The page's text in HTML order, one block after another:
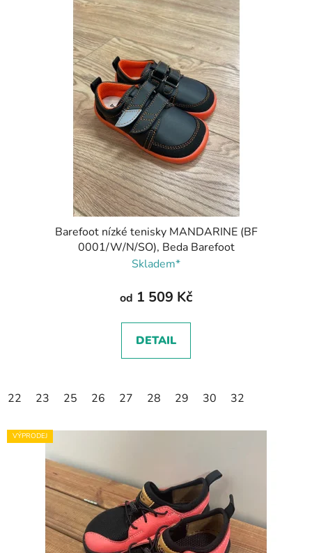
Barefoot nízké tenisky MANDARINE (BF
0001/W/N/SO), Beda Barefoot
Skladem*
od 1 509 Kč
DETAIL
22 23 25 26 27 28 29 30 32
VÝPRODEJ